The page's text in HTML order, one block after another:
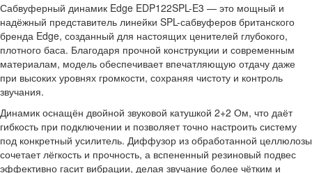
Сабвуферный динамик Edge EDP122SPL-E3 — это мощный и
надёжный представитель линейки SPL-сабвуферов британского
бренда Edge, созданный для настоящих ценителей глубокого,
плотного баса. Благодаря прочной конструкции и современным
материалам, модель обеспечивает впечатляющую отдачу даже
при высоких уровнях громкости, сохраняя чистоту и контроль
звучания.
Динамик оснащён двойной звуковой катушкой 2+2 Ом, что даёт
гибкость при подключении и позволяет точно настроить систему
под конкретный усилитель. Диффузор из обработанной целлюлозы
сочетает лёгкость и прочность, а вспененный резиновый подвес
эффективно гасит вибрации, делая звучание более чётким и